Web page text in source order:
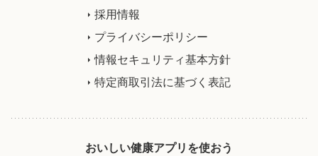
採用情報
プライバシーポリシー
情報セキュリティ基本方針
特定商取引法に基づく表記
おいしい健康アプリを使おう